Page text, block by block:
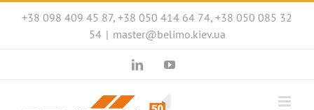
+38 098 409 45 87, +38 050 414 64 74, +38 050 085 32
54 | master@belimo.kiev.ua
LinkedInYouTube